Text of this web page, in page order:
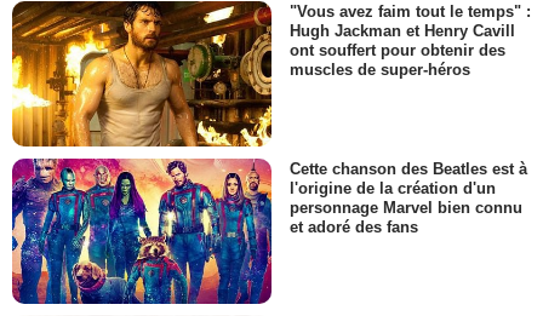
"Vous avez faim tout le temps" :
Hugh Jackman et Henry Cavill
ont souffert pour obtenir des
muscles de super-héros
Cette chanson des Beatles est à
l'origine de la création d'un
personnage Marvel bien connu
et adoré des fans